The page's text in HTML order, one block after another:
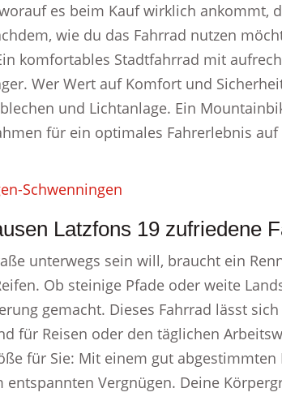
es beim Kauf wirklich ankommt,
wie du das Fahrrad nutzen
komfortables Stadtfahrrad mit
Wer Wert auf Komfort und
und Lichtanlage. Ein
für ein optimales Fahrerlebnis
Schwenningen
Latzfons 19 zufriedene
unterwegs sein will, braucht ein
Ob steinige Pfade oder weite
gemacht. Dieses Fahrrad lässt
für Reisen oder den täglichen
für Sie: Mit einem gut abgestimmten
entspannten Vergnügen. Deine